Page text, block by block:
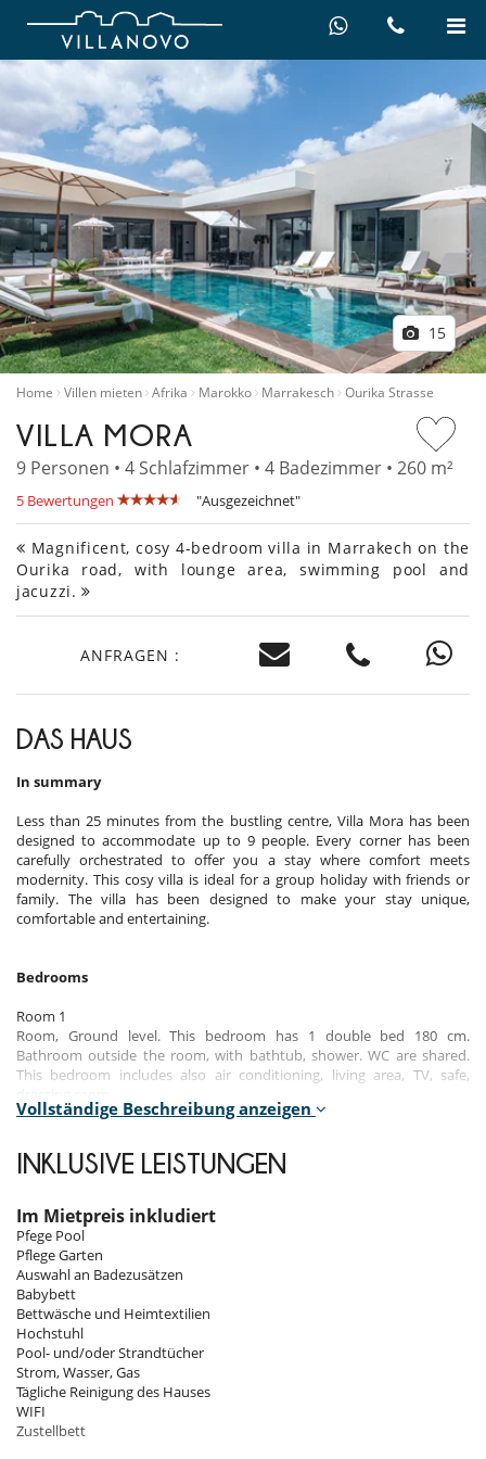
15
Home Villen mieten Afrika Marokko Marrakesch Ourika Strasse
VILLA MORA
9 Personen • 4 Schlafzimmer • 4 Badezimmer • 260 m²
5 Bewertungen "Ausgezeichnet"
Magnificent, cosy 4-bedroom villa in Marrakech on the
Ourika road, with lounge area, swimming pool and
jacuzzi.
ANFRAGEN :
DAS HAUS
In summary
Less than 25 minutes from the bustling centre, Villa Mora has been
designed to accommodate up to 9 people. Every corner has been
carefully orchestrated to offer you a stay where comfort meets
modernity. This cosy villa is ideal for a group holiday with friends or
family. The villa has been designed to make your stay unique,
comfortable and entertaining.
Bedrooms
Room 1
Room, Ground level. This bedroom has 1 double bed 180 cm.
Bathroom outside the room, with bathtub, shower. WC are shared.
This bedroom includes also air conditioning, living area, TV, safe,
Room, Ground level. This bedroom has 1 double bed 180 cm.
Bathroom private, with shower. WC in the bathroom. This bedroom
Room 3
Room, Ground level. This bedroom has 1 double bed 180 cm.
Bathroom private. WC in the bathroom. This bedroom includes also
air conditioning, TV, safe, dressing room.
Room 4
Room, Ground level. This bedroom has 1 double bed 180 cm.
Bathroom private, with shower. WC in the bathroom. This bedroom
includes also air conditioning, TV, safe, dressing room.
Vollständige Beschreibung anzeigen
INKLUSIVE LEISTUNGEN
Im Mietpreis inkludiert
Pfege Pool
Pflege Garten
Auswahl an Badezusätzen
Babybett
Bettwäsche und Heimtextilien
Hochstuhl
Pool- und/oder Strandtücher
Strom, Wasser, Gas
Tägliche Reinigung des Hauses
WIFI
Zustellbett